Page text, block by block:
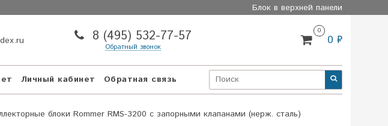
Блок в верхней панели
8 (495) 532-77-57
Обратный звонок
0
0 ₽
Личный кабинет Обратная связь
блоки Rommer RMS-3200 с запорными клапанами (нерж. сталь)